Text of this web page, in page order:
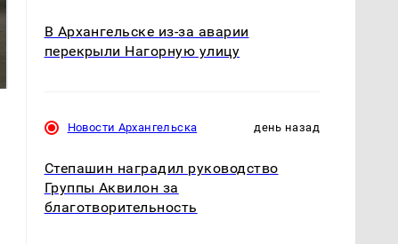
На Урале из казны
были украдены 18
крушение вертолета на
В Архангельске из-за аварии
перекрыли Нагорную улицу
Новости Архангельска день назад
Степашин наградил руководство
Группы Аквилон за
благотворительность